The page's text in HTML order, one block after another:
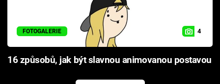
FOTOGALERIE 4
16 způsobů, jak být slavnou animovanou postavou